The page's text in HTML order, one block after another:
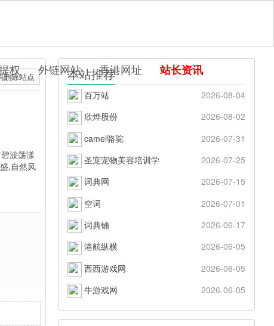
权 外链网站 香港网址 站长资讯
删除站点
波荡漾
,自然风
本站推荐
百万站
2026-08-04
欣烨股份
2026-08-02
camel骆驼
2026-07-31
圣宠宠物美容培训学
2026-07-25
词典网
2026-07-15
空词
2026-07-01
词典铺
2026-06-17
港航纵横
2026-06-05
西西游戏网
2026-06-05
牛游戏网
2026-06-05